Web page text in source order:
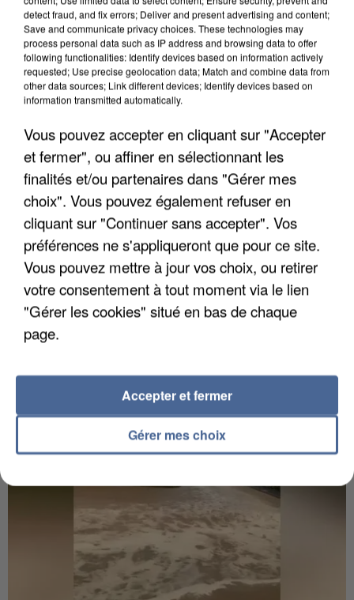
L’UN DES FONDATEURS SUPPOSÉS DE LA DZ
MAFIA INTERPELLÉ EN ALGÉRIE
detect fraud, and fix errors; Deliver and present advertising and content;
Save and communicate privacy choices. These technologies may
process personal data such as IP address and browsing data to offer
following functionalities: Identify devices based on information actively
requested; Use precise geolocation data; Match and combine data from
other data sources; Link different devices; Identify devices based on
information transmitted automatically.
Vous pouvez accepter en cliquant sur "Accepter
et fermer", ou affiner en sélectionnant les
finalités et/ou partenaires dans "Gérer mes
choix". Vous pouvez également refuser en
cliquant sur "Continuer sans accepter". Vos
préférences ne s'appliqueront que pour ce site.
Vous pouvez mettre à jour vos choix, ou retirer
votre consentement à tout moment via le lien
"Gérer les cookies" situé en bas de chaque
page.
Gérer mes choix
Accepter et fermer